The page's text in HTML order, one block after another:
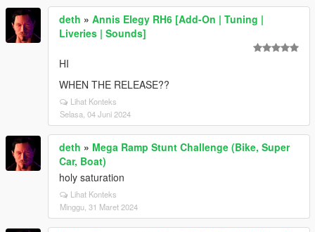
deth » Annis Elegy RH6 [Add-On | Tuning |
Liveries | Sounds]
HI
WHEN THE RELEASE??
Lihat Konteks
Selasa, 04 Juni 2024
deth » Mega Ramp Stunt Challenge (Bike, Super
Car, Boat)
holy saturation
Lihat Konteks
Minggu, 31 Maret 2024